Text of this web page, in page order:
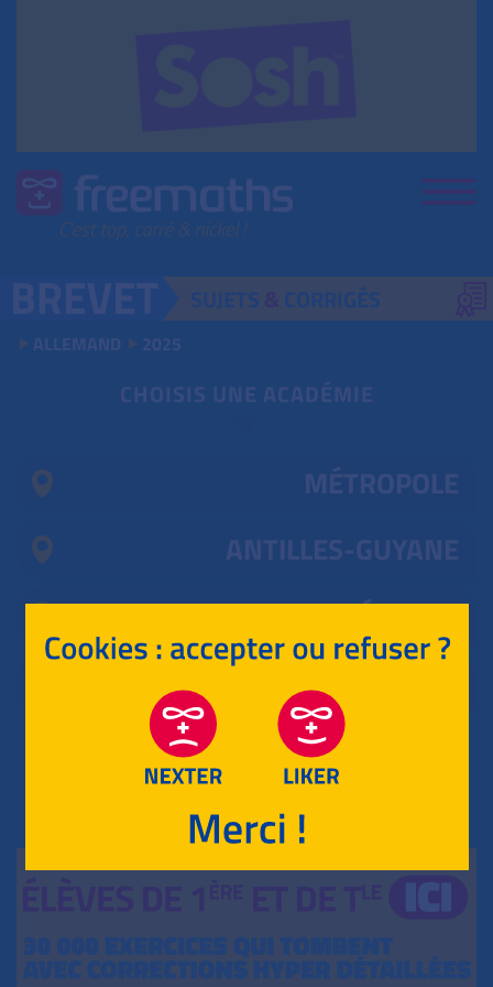
ALLEMAND 2025
CHOISIS UNE ACADÉMIE
MÉTROPOLE
ANTILLES-GUYANE
MAYOTTE, RÉUNION
CENTRES ÉTRANGERS
RETOUR